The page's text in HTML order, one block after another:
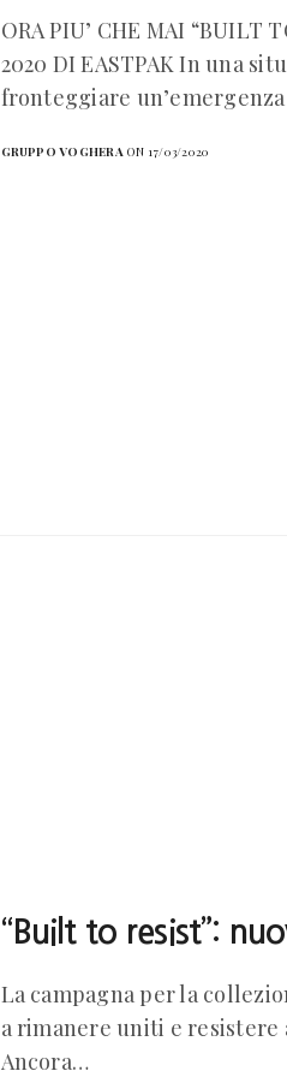
ORA PIU’ CHE MAI “BUILT
2020 DI EASTPAK In una
fronteggiare
GRUPPO VOGHERAON 17/03/2020
“Built to resist”:
La campagna per la
a rimanere uniti e
Ancora…